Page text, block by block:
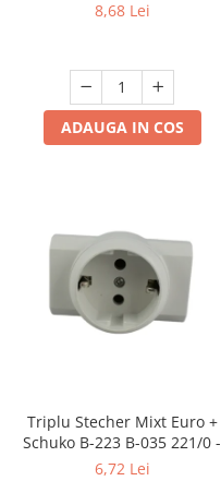
8,68 Lei
ADAUGA IN COS
Triplu Stecher Mixt Euro +
Schuko B-223 B-035 221/0 -
Multiplicator Priză 3 Ieșiri
6,72 Lei